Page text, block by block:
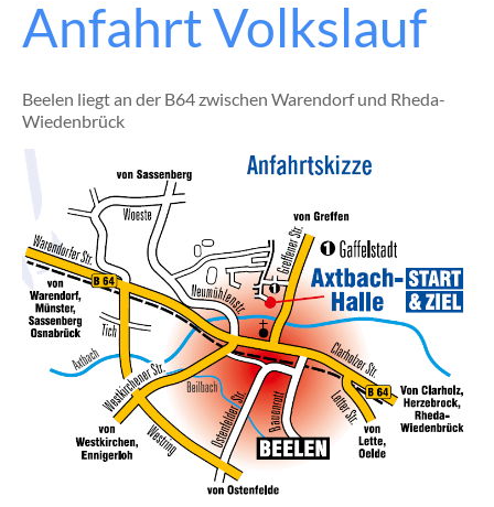
Anfahrt Volkslauf
Beelen liegt an der B64 zwischen Warendorf und Rheda-
Wiedenbrück